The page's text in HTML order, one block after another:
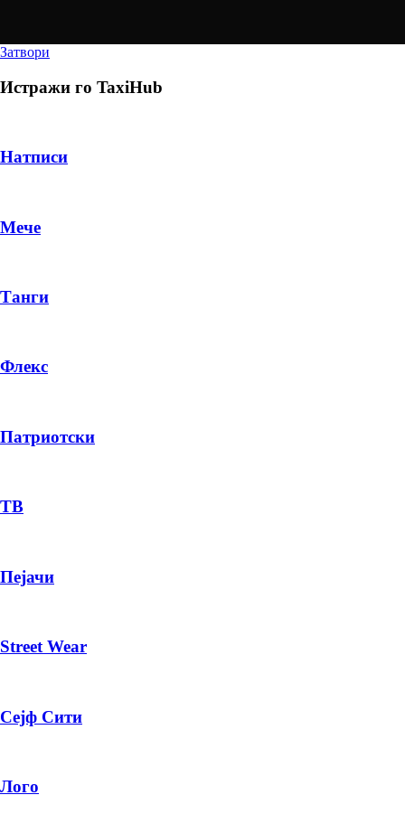
PRODUCT
ПЛАТИ ПРИ ДОСТАВА ВО КЕШ
Затвори
Истражи го TaxiHub
Натписи
Мече
Танги
Флекс
Патриотски
ТВ
Пејачи
Street Wear
Сејф Сити
Лого